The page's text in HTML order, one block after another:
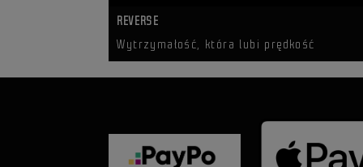
REVERSE
Wytrzymałość, która lubi prędkość